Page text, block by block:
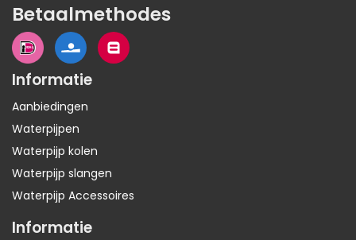
Betaalmethodes
Informatie
Aanbiedingen
Waterpijpen
Waterpijp kolen
Waterpijp slangen
Waterpijp Accessoires
Informatie